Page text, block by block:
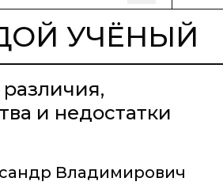
УЧЁНЫЙ
и недостатки
Владимирович